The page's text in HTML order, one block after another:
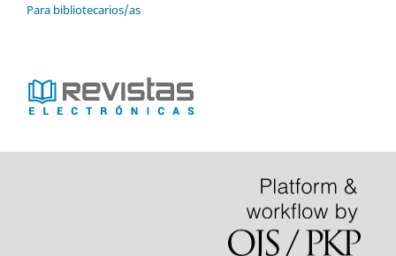
Para bibliotecarios/as